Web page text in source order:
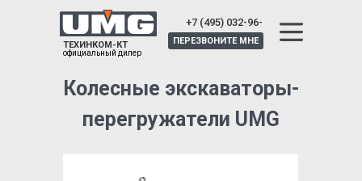
+7 (495) 032-96-
25
ПЕРЕЗВОНИТЕ МНЕ
ТЕХИНКОМ-КТ
официальный дилер
Колесные экскаваторы-
перегружатели UMG